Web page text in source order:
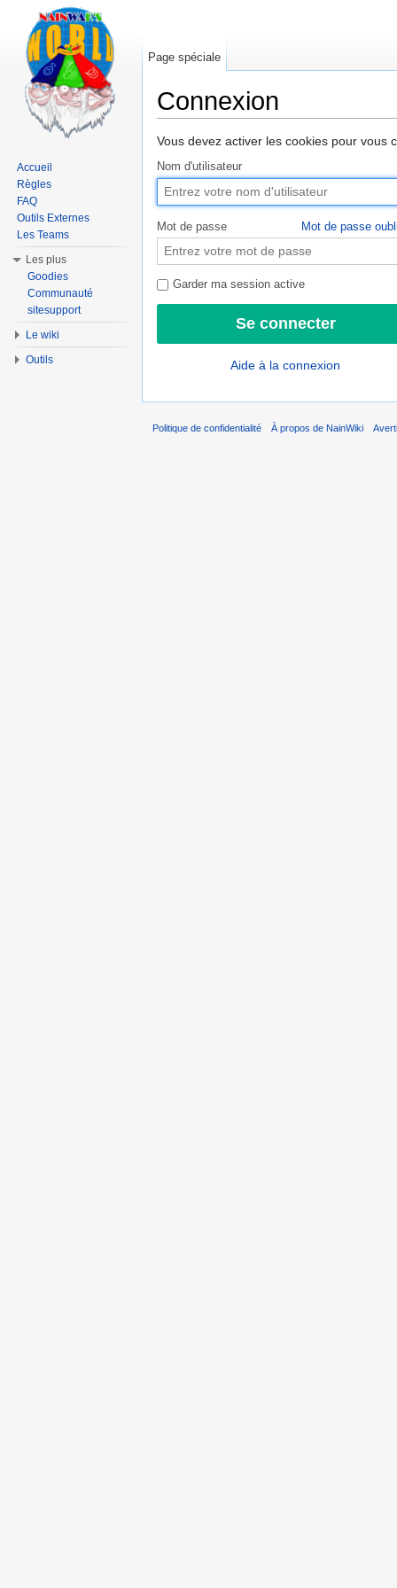
Connexion
Vous devez activer les cookies pour vous
Nom d'utilisateur
Mot de passe Mot de passe
Garder ma session active
Aide à la connexion
Page spéciale
Accueil
Règles
FAQ
Outils Externes
Les Teams
Les plus
Goodies
Communauté
sitesupport
Le wiki
Outils
Politique de confidentialité À propos de NainWiki